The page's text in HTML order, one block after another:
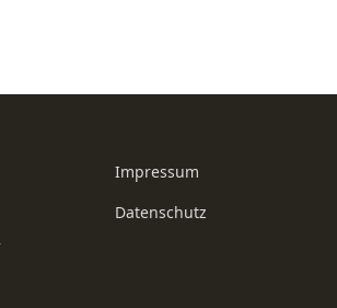
Impressum
Datenschutz